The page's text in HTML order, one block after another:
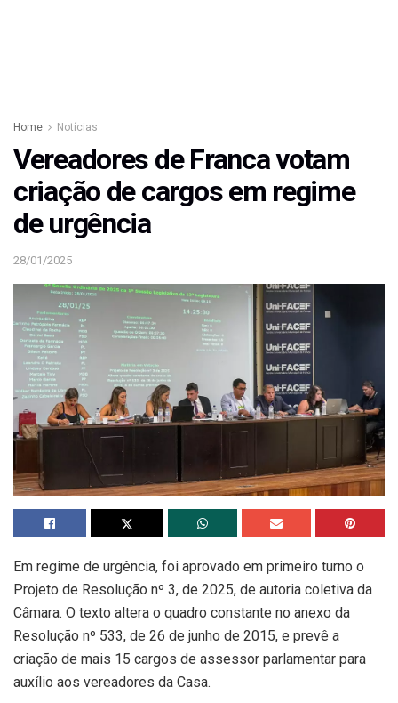
Home Notícias
Vereadores de Franca votam
criação de cargos em regime
de urgência
28/01/2025
Em regime de urgência, foi aprovado em primeiro turno o
Projeto de Resolução nº 3, de 2025, de autoria coletiva da
Câmara. O texto altera o quadro constante no anexo da
Resolução nº 533, de 26 de junho de 2015, e prevê a
criação de mais 15 cargos de assessor parlamentar para
auxílio aos vereadores da Casa.